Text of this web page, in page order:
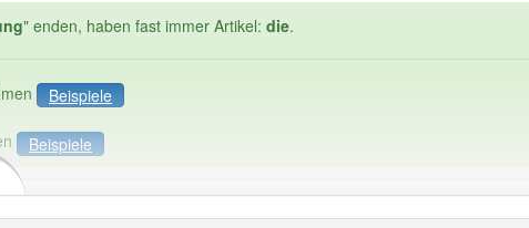
" enden, haben fast immer Artikel: die.
Beispiele
Beispiele
Abschlagzahlung